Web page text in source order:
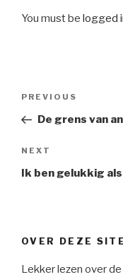
You must be logged
Previous
Post
PREVIOUS
De grens van
Next
Post
NEXT
Ik ben gelukkig
OVER DEZE SITE
Lekker lezen over